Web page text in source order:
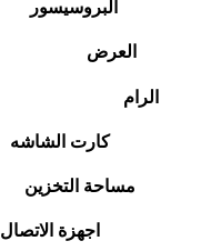
البروسيسور
العرض
الرام
كارت الشاشه
مساحة التخزين
اجهزة الاتصال